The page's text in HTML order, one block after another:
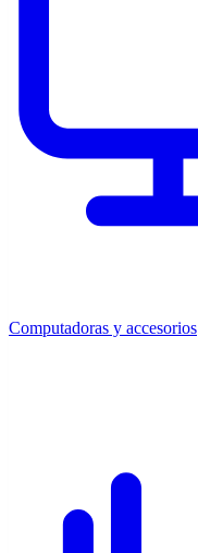
Computadoras y accesorios